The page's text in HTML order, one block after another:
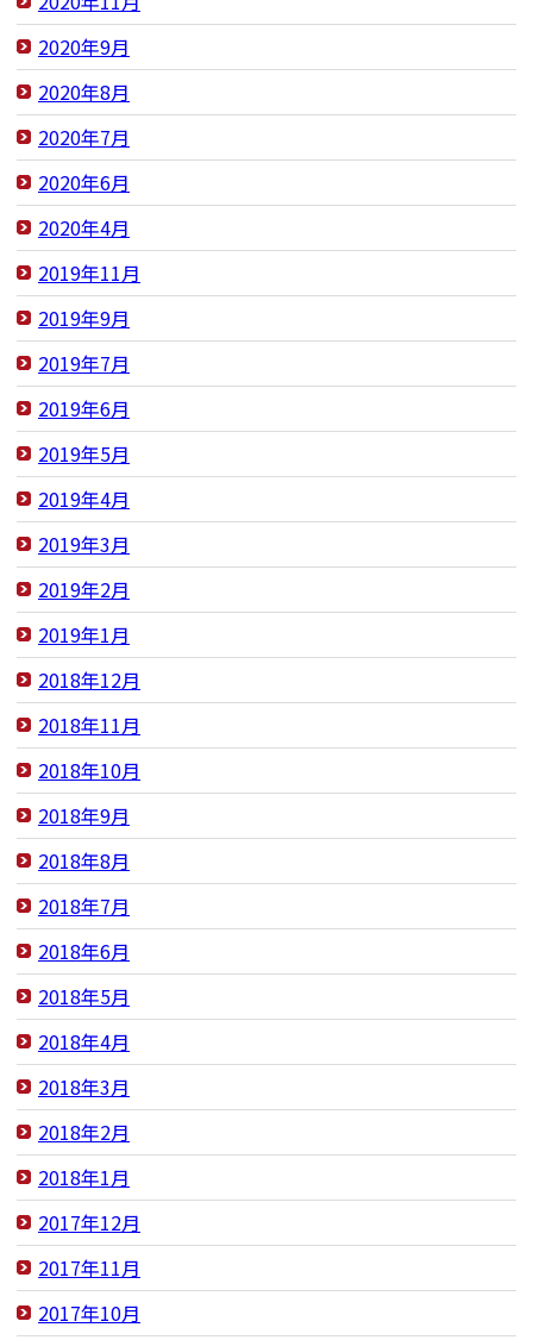
2020年9月
2020年8月
2020年7月
2020年6月
2020年4月
2019年11月
2019年9月
2019年7月
2019年6月
2019年5月
2019年4月
2019年3月
2019年2月
2019年1月
2018年12月
2018年11月
2018年10月
2018年9月
2018年8月
2018年7月
2018年6月
2018年5月
2018年4月
2018年3月
2018年2月
2018年1月
2017年12月
2017年11月
2017年10月